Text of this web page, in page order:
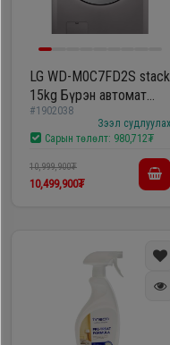
LG WD-M0C7FD2S stack
15kg Бүрэн автомат
угаалгын машин
#1902038
Зээл судлуулах
Сарын төлөлт: 980,712₮
10,999,900₮
10,499,900₮